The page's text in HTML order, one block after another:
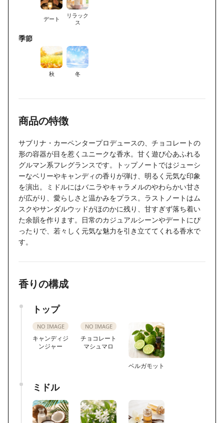
デート
リラック
ス
季節
秋 冬
商品の特徴
サブリナ・カーペンタープロデュースの、チョコレートの
形の容器が目を惹くユニークな香水。甘く遊び心あふれる
グルマン系フレグランスです。トップノートではジューシ
ーなベリーやキャンディの香りが弾け、明るく元気な印象
を演出。ミドルにはバニラやキャラメルのやわらかい甘さ
が広がり、愛らしさと温かみをプラス。ラストノートはム
スクやサンダルウッドがほのかに残り、甘すぎず落ち着い
た余韻を作ります。日常のカジュアルシーンやデートにぴ
ったりで、若々しく元気な魅力を引き立ててくれる香水で
す。
香りの構成
トップ
NO IMAGE
キャンディジ
ンジャー
NO IMAGE
チョコレート
マシュマロ
ベルガモット
ミドル